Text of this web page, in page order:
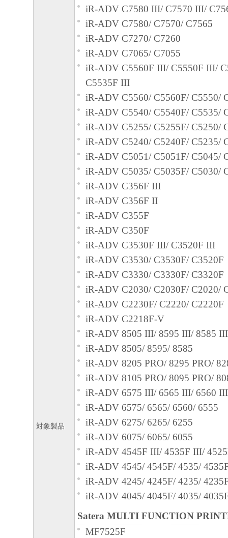
対象製品
iR-ADV C7580 III/ C7570 III/
iR-ADV C7580/ C7570/ C7565
iR-ADV C7270/ C7260
iR-ADV C7065/ C7055
iR-ADV C5560F III/ C5550F III/
C5535F III
iR-ADV C5560/ C5560F/ C5550/
iR-ADV C5540/ C5540F/ C5535/
iR-ADV C5255/ C5255F/ C5250/
iR-ADV C5240/ C5240F/ C5235/
iR-ADV C5051/ C5051F/ C5045/
iR-ADV C5035/ C5035F/ C5030/
iR-ADV C356F III
iR-ADV C356F II
iR-ADV C355F
iR-ADV C350F
iR-ADV C3530F III/ C3520F III
iR-ADV C3530/ C3530F/ C3520F
iR-ADV C3330/ C3330F/ C3320F
iR-ADV C2030/ C2030F/ C2020/
iR-ADV C2230F/ C2220/ C2220F
iR-ADV C2218F-V
iR-ADV 8505 III/ 8595 III/ 8585 III
iR-ADV 8505/ 8595/ 8585
iR-ADV 8205 PRO/ 8295 PRO/
iR-ADV 8105 PRO/ 8095 PRO/
iR-ADV 6575 III/ 6565 III/ 6560 III
iR-ADV 6575/ 6565/ 6560/ 6555
iR-ADV 6275/ 6265/ 6255
iR-ADV 6075/ 6065/ 6055
iR-ADV 4545F III/ 4535F III/
iR-ADV 4545/ 4545F/ 4535/
iR-ADV 4245/ 4245F/ 4235/
iR-ADV 4045/ 4045F/ 4035/
Satera MULTI FUNCTION
MF7525F